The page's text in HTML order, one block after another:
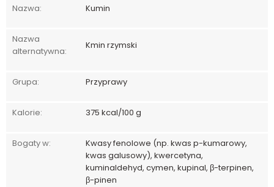
Nazwa: Kumin
Nazwa
alternatywna:
Kmin rzymski
Grupa: Przyprawy
Kalorie: 375 kcal/100 g
Bogaty w:
Kwasy fenolowe (np. kwas p-kumarowy,
kwas galusowy), kwercetyna,
kuminaldehyd, cymen, kupinal, β-terpinen,
β-pinen